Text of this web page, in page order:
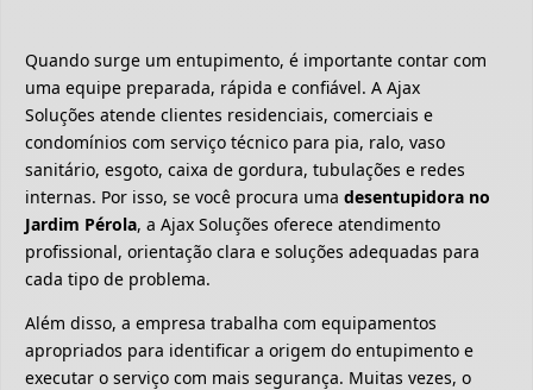
Quando surge um entupimento, é importante contar com
uma equipe preparada, rápida e confiável. A Ajax
Soluções atende clientes residenciais, comerciais e
condomínios com serviço técnico para pia, ralo, vaso
sanitário, esgoto, caixa de gordura, tubulações e redes
internas. Por isso, se você procura uma desentupidora no
Jardim Pérola, a Ajax Soluções oferece atendimento
profissional, orientação clara e soluções adequadas para
cada tipo de problema.
Além disso, a empresa trabalha com equipamentos
apropriados para identificar a origem do entupimento e
executar o serviço com mais segurança. Muitas vezes, o